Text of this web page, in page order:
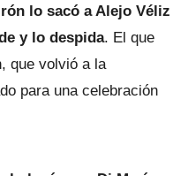
lo sacó a Alejo Véliz
y lo despida. El que
que volvió a la
para una celebración